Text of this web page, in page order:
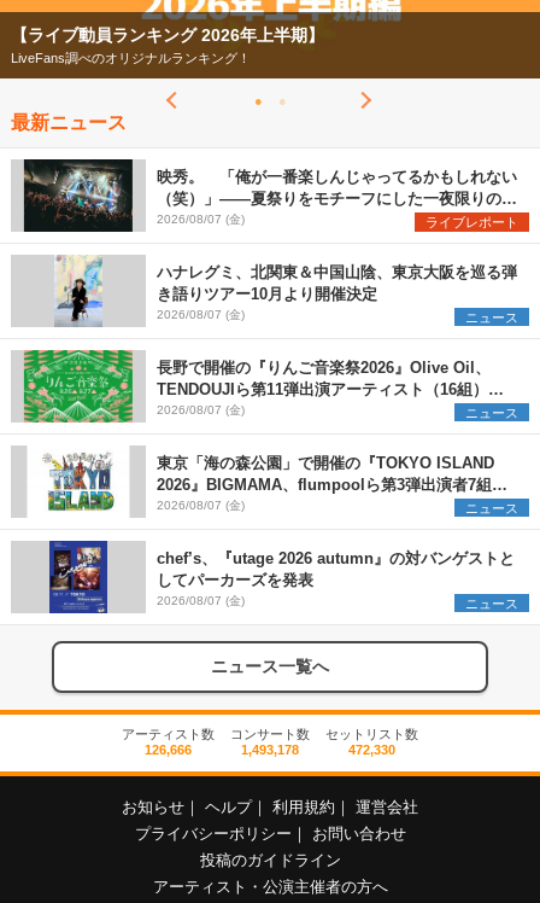
【ライブ動員ランキング 2026年上半期】
LiveFans調べのオリジナルランキング！
最新ニュース
映秀。 「俺が一番楽しんじゃってるかもしれない
（笑）」――夏祭りをモチーフにした一夜限りのス
ペシャルライブ『色祭』レポート
2026/08/07 (金) ライブレポート
ハナレグミ、北関東＆中国山陰、東京大阪を巡る弾
き語りツアー10月より開催決定
2026/08/07 (金) ニュース
長野で開催の『りんご音楽祭2026』Olive Oil、
TENDOUJIら第11弾出演アーティスト（16組）を
発表
2026/08/07 (金) ニュース
東京「海の森公園」で開催の『TOKYO ISLAND
2026』BIGMAMA、flumpoolら第3弾出演者7組を
発表 ワークショップ・アート出展者を募集
2026/08/07 (金) ニュース
chef’s、『utage 2026 autumn』の対バンゲストと
してパーカーズを発表
2026/08/07 (金) ニュース
ニュース一覧へ
アーティスト数
126,666
コンサート数
1,493,178
セットリスト数
472,330
お知らせ ｜ ヘルプ｜ 利用規約 ｜ 運営会社
プライバシーポリシー ｜
お問い合わせ
投稿のガイドライン
アーティスト・公演主催者の方へ